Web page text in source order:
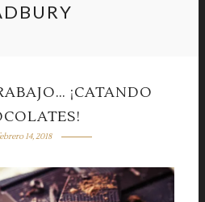
¡CATANDO
14, 2018